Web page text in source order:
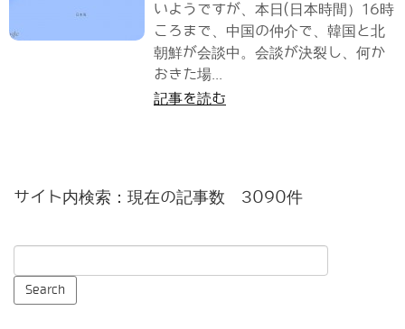
いようですが、本日(日本時間）16時
ころまで、中国の仲介で、韓国と北
朝鮮が会談中。会談が決裂し、何か
おきた場...
記事を読む
サイト内検索：現在の記事数 3090件